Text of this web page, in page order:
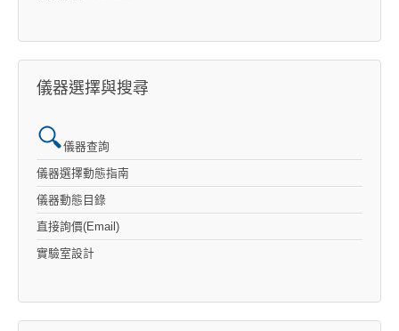
儀器選擇與搜尋
儀器查詢
儀器選擇動態指南
儀器動態目錄
直接詢價(Email)
實驗室設計